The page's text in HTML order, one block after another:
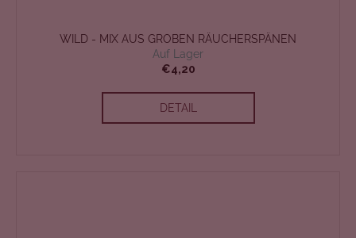
WILD - MIX AUS GROBEN RÄUCHERSPÄNEN
Auf Lager
€4,20
DETAIL